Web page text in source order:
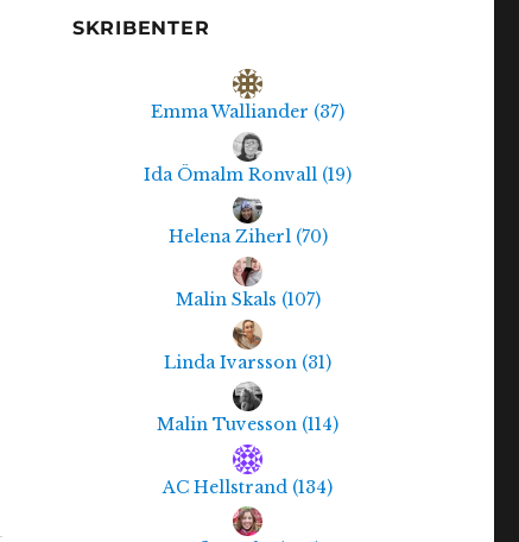
SKRIBENTER
Emma Walliander (37)
Ida Ömalm Ronvall (19)
Helena Ziherl (70)
Malin Skals (107)
Linda Ivarsson (31)
Malin Tuvesson (114)
AC Hellstrand (134)